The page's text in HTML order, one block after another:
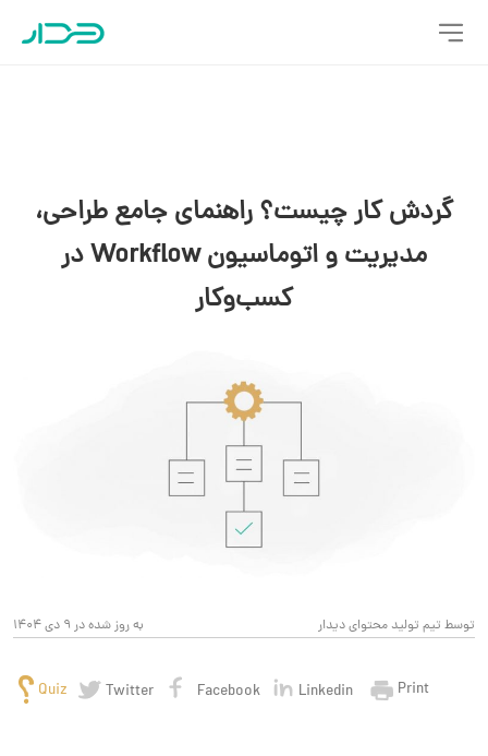
گردش کار چیست؟ راهنمای جامع طراحی،
مدیریت و اتوماسیون Workflow در
کسب‌وکار
به روز شده در 9 دی 1404 توسط تیم تولید محتوای دیدار
Quiz Twitter Facebook Linkedin Print